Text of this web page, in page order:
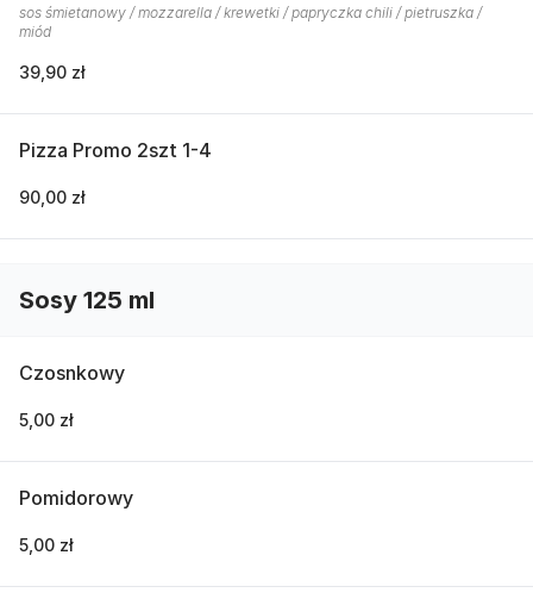
sos śmietanowy / mozzarella / krewetki / papryczka chili / pietruszka /
miód
39,90 zł
Pizza Promo 2szt 1-4
90,00 zł
Sosy 125 ml
Czosnkowy
5,00 zł
Pomidorowy
5,00 zł